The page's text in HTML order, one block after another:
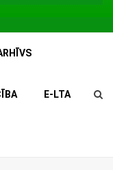
E-LTA